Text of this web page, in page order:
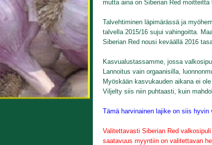
mutta aina on Siberian Red
Talvehtiminen läpimärässä ja
talvella 2015/16 sujui vahingoitta.
Siberian Red nousi keväällä 2016
Kasvualustassamme, jossa
Lannoitus vain orgaanisilla,
Myöskään kasvukauden aikana ei
Viljelty siis niin puhtaasti, kuin
Tämä harvinainen lajike on siis
Valitettavasti Siberian Red
saatavuus myyntiin on valitettavan